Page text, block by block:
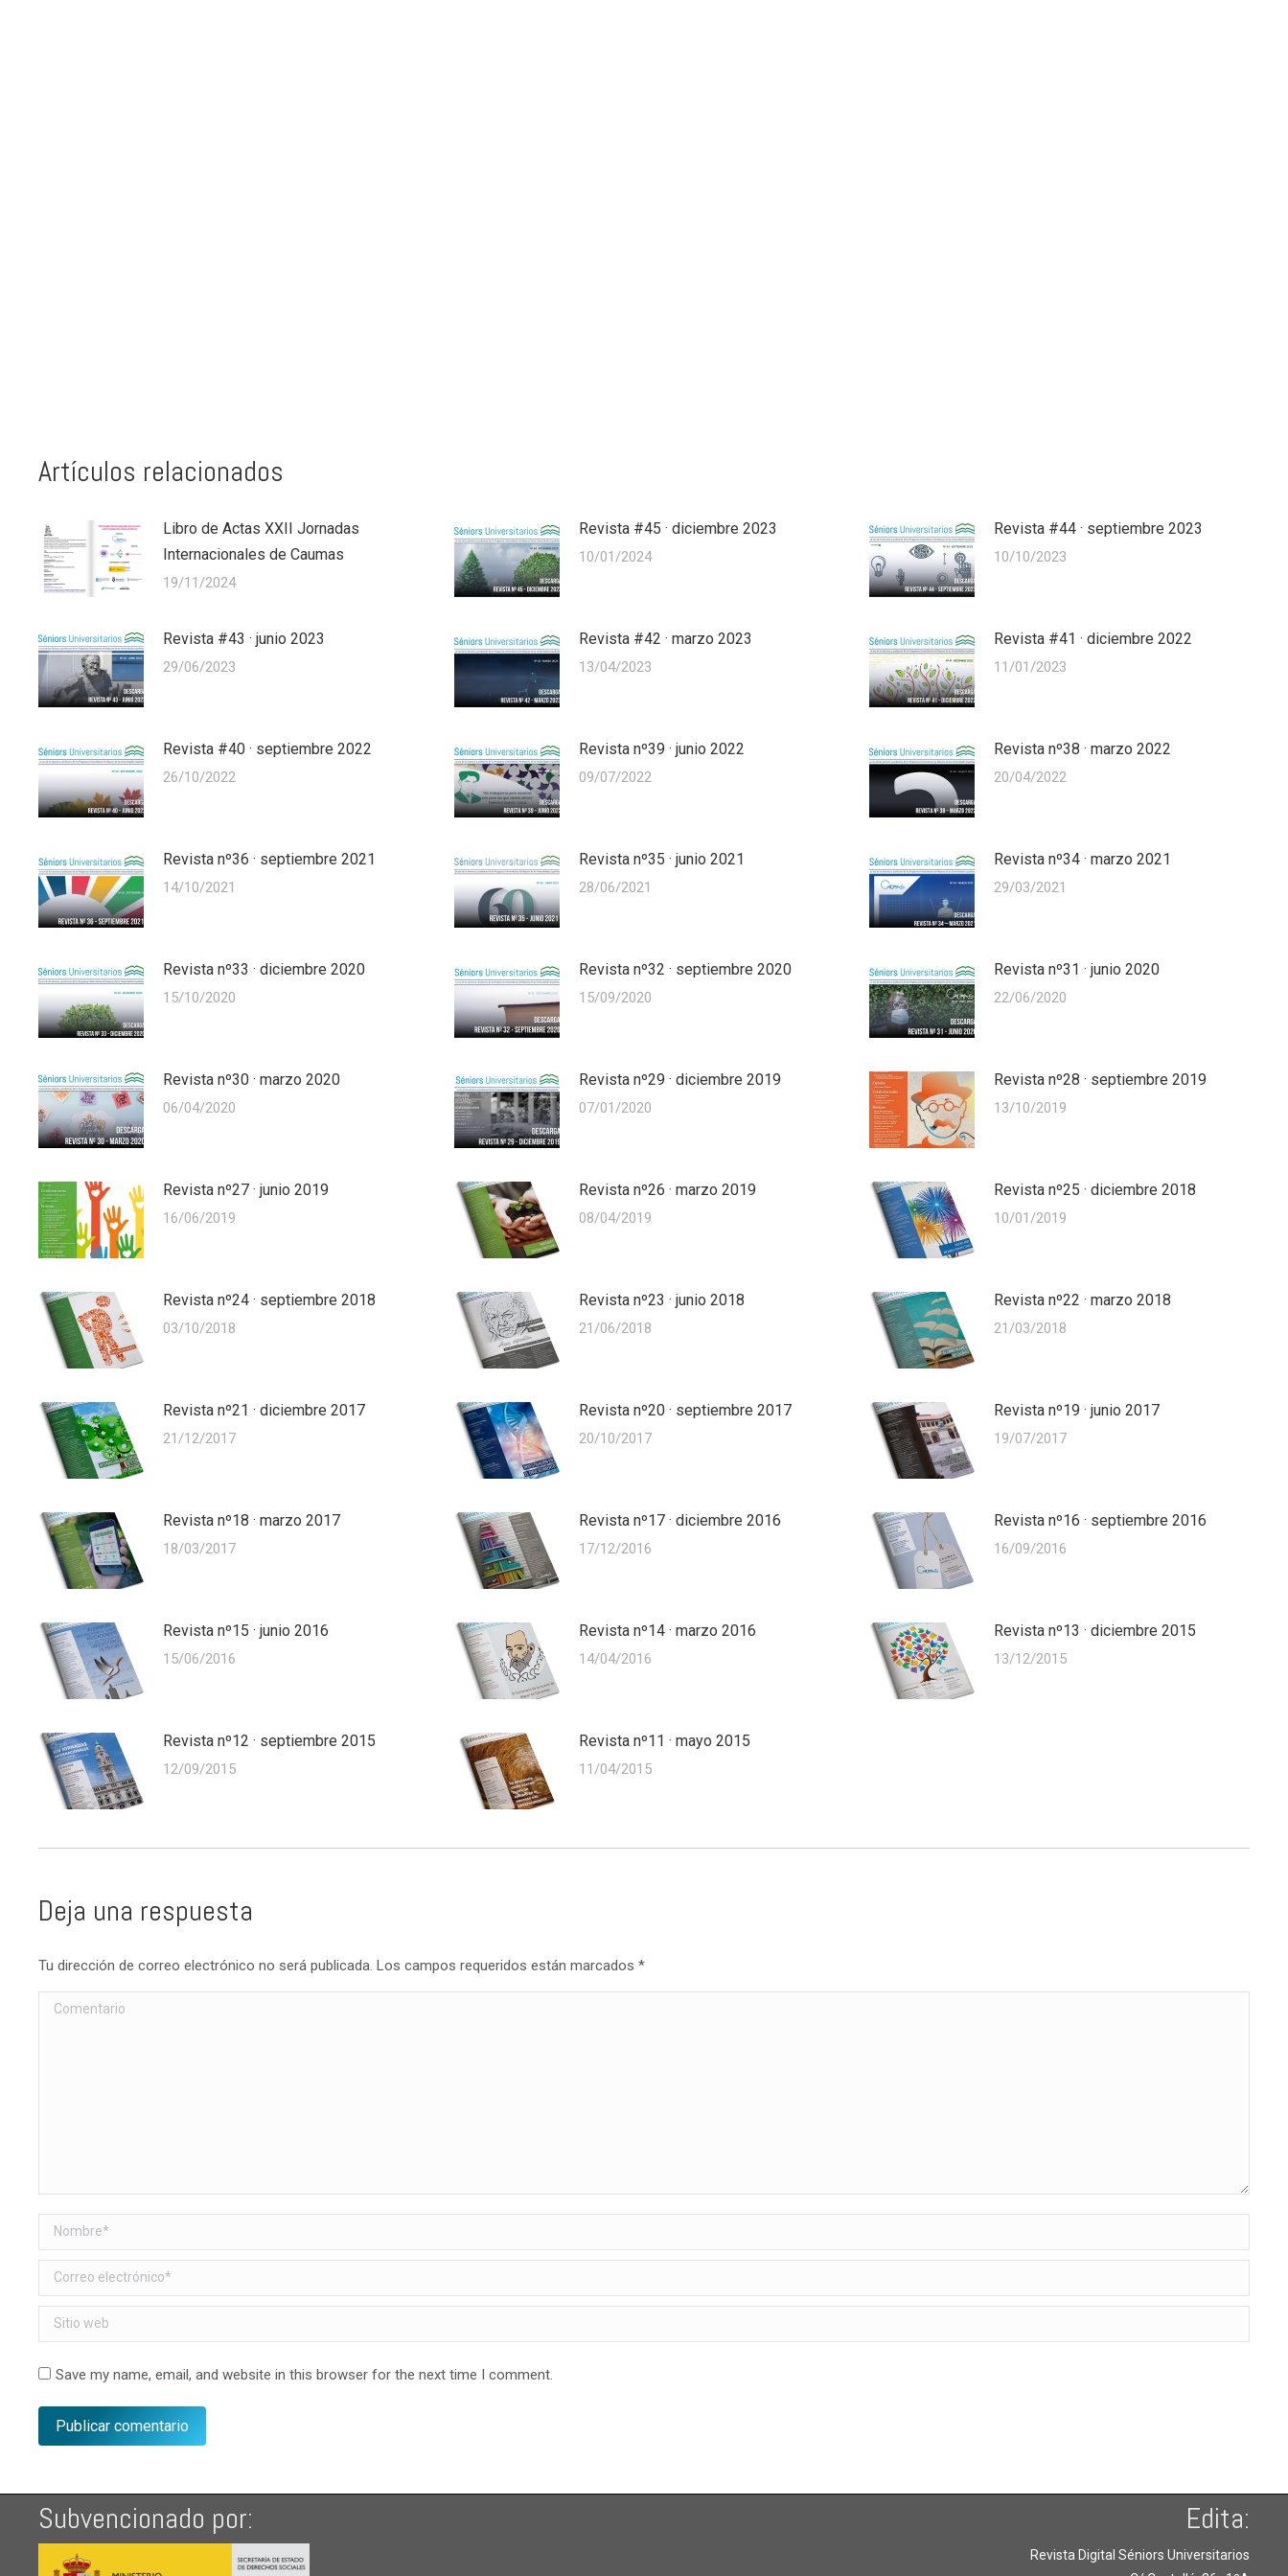
Artículos relacionados
Libro de Actas XXII Jornadas
Internacionales de Caumas
19/11/2024
Revista #45 · diciembre 2023
10/01/2024
Revista #44 · septiembre 2023
10/10/2023
Revista #43 · junio 2023
29/06/2023
Revista #42 · marzo 2023
13/04/2023
Revista #41 · diciembre 2022
11/01/2023
Revista #40 · septiembre 2022
26/10/2022
Revista nº39 · junio 2022
09/07/2022
Revista nº38 · marzo 2022
20/04/2022
Revista nº36 · septiembre 2021
14/10/2021
Revista nº35 · junio 2021
28/06/2021
Revista nº34 · marzo 2021
29/03/2021
Revista nº33 · diciembre 2020
15/10/2020
Revista nº32 · septiembre 2020
15/09/2020
Revista nº31 · junio 2020
22/06/2020
Revista nº30 · marzo 2020
06/04/2020
Revista nº29 · diciembre 2019
07/01/2020
Revista nº28 · septiembre 2019
13/10/2019
Revista nº27 · junio 2019
16/06/2019
Revista nº26 · marzo 2019
08/04/2019
Revista nº25 · diciembre 2018
10/01/2019
Revista nº24 · septiembre 2018
03/10/2018
Revista nº23 · junio 2018
21/06/2018
Revista nº22 · marzo 2018
21/03/2018
Revista nº21 · diciembre 2017
21/12/2017
Revista nº20 · septiembre 2017
20/10/2017
Revista nº19 · junio 2017
19/07/2017
Revista nº18 · marzo 2017
18/03/2017
Revista nº17 · diciembre 2016
17/12/2016
Revista nº16 · septiembre 2016
16/09/2016
Revista nº15 · junio 2016
15/06/2016
Revista nº14 · marzo 2016
14/04/2016
Revista nº13 · diciembre 2015
13/12/2015
Revista nº12 · septiembre 2015
12/09/2015
Revista nº11 · mayo 2015
11/04/2015
Deja una respuesta
Tu dirección de correo electrónico no será publicada. Los campos requeridos están marcados *
Comentario
Nombre *
Correo electrónico *
Sitio web
Save my name, email, and website in this browser for the next time I comment.
Publicar comentario
Subvencionado por: Edita:
Revista Digital Séniors Universitarios